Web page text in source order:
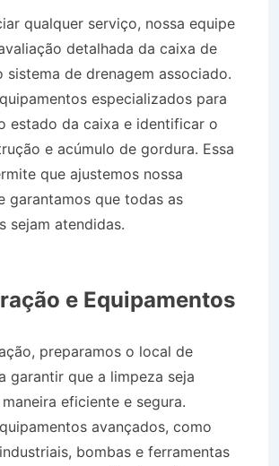
qualquer serviço, nossa equipe
detalhada da caixa de
sistema de drenagem associado.
especializados para
estado da caixa e identificar o
e acúmulo de gordura. Essa
que ajustemos nossa
garantamos que todas as
sejam atendidas.
e Equipamentos
preparamos o local de
garantir que a limpeza seja
eficiente e segura.
avançados, como
bombas e ferramentas